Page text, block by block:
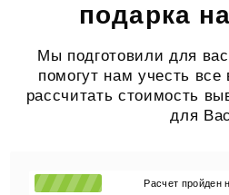
подарка
Мы подготовили для
помогут нам учесть
рассчитать стоимость
для
Расчет пройден